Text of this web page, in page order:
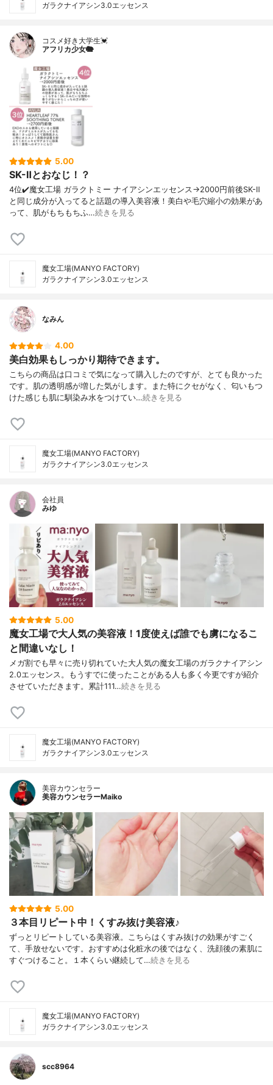
ガラクナイアシン3.0エッセンス
コスメ好き大学生💓
アフリカ少女🐘
5.00
SK-Ⅱとおなじ！？
4位✔️魔女工場 ガラクトミー ナイアシンエッセンス→2000円前後SK-Ⅱ
と同じ成分が入ってると話題の導入美容液！美白や毛穴縮小の効果があ
って、肌がもちもちふ…続きを見る
魔女工場(MANYO FACTORY)
ガラクナイアシン3.0エッセンス
なみん
4.00
美白効果もしっかり期待できます。
こちらの商品は口コミで気になって購入したのですが、とても良かった
です。肌の透明感が増した気がします。また特にクセがなく、匂いもつ
けた感じも肌に馴染み水をつけてい…続きを見る
魔女工場(MANYO FACTORY)
ガラクナイアシン3.0エッセンス
会社員
みゆ
5.00
魔女工場で大人気の美容液！1度使えば誰でも虜になるこ
と間違いなし！
メガ割でも早々に売り切れていた大人気の魔女工場のガラクナイアシン
2.0エッセンス。もうすでに使ったことがある人も多く今更ですが紹介
させていただきます。累計111…続きを見る
魔女工場(MANYO FACTORY)
ガラクナイアシン3.0エッセンス
美容カウンセラー
美容カウンセラーMaiko
5.00
３本目リピート中！くすみ抜け美容液♪
ずっとリピートしている美容液。こちらはくすみ抜けの効果がすごく
て、手放せないです。おすすめは化粧水の後ではなく、洗顔後の素肌に
すぐつけること。１本くらい継続して…続きを見る
魔女工場(MANYO FACTORY)
ガラクナイアシン3.0エッセンス
scc8964